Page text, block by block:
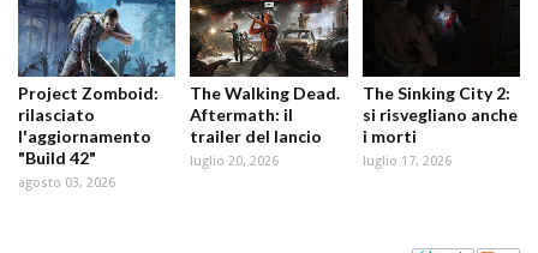
Project Zomboid:
rilasciato
l'aggiornamento
"Build 42"
agosto 03, 2026
The Walking Dead.
Aftermath: il
trailer del lancio
luglio 20, 2026
The Sinking City 2:
si risvegliano anche
i morti
luglio 17, 2026